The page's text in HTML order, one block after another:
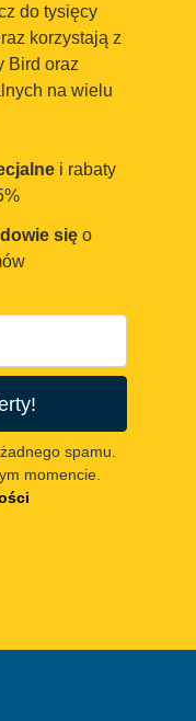
do tysięcy
korzystają z
Bird oraz
na wielu
i rabaty
się o
spamu.
momencie.